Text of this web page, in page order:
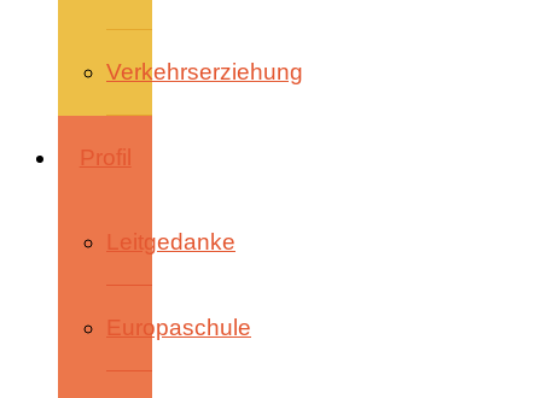
Verkehrserziehung
Profil
Leitgedanke
Europaschule